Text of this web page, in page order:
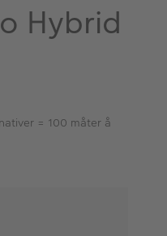
Hybrid
= 100 måter å